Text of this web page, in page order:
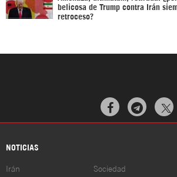
belicosa de Trump contra Irán
retroceso?

NOTICIAS
Irán Sociedad